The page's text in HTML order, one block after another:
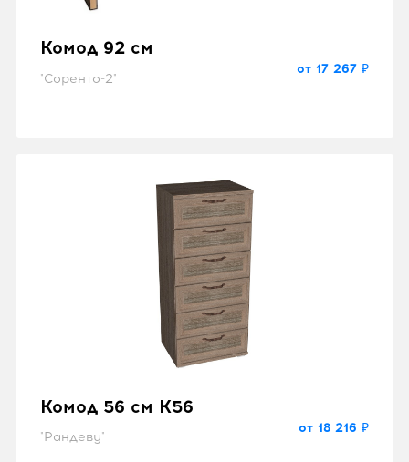
Комод 92 см
"Соренто-2"
от 17 267 ₽
Комод 56 см K56
"Рандеву"
от 18 216 ₽